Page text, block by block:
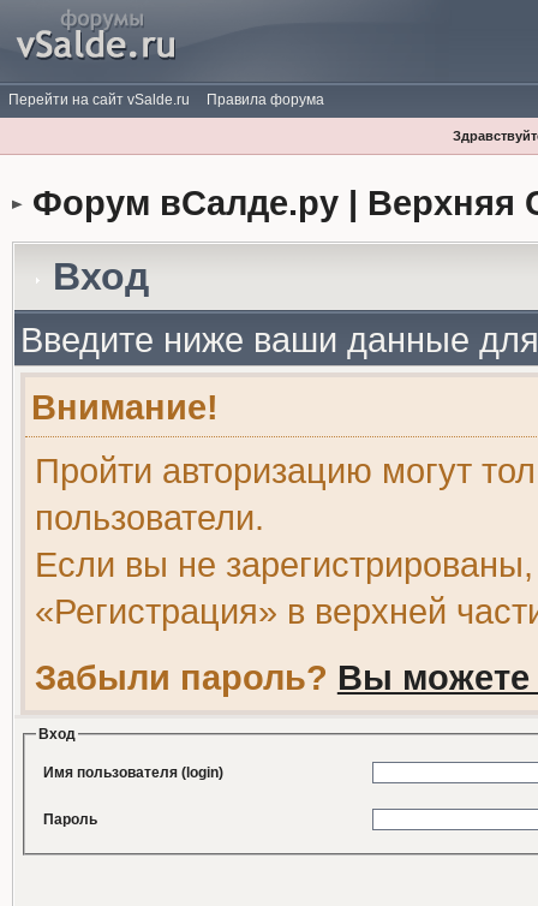
Перейти на сайт vSalde.ru Правила форума
Форум вСалде.ру | Верхняя
Вход
Введите ниже ваши данные
Внимание!
Пройти авторизацию могут
пользователи.
Если вы не
«Регистрация» в верхней
Забыли пароль? Вы можете
Вход
Имя пользователя (login)
Пароль